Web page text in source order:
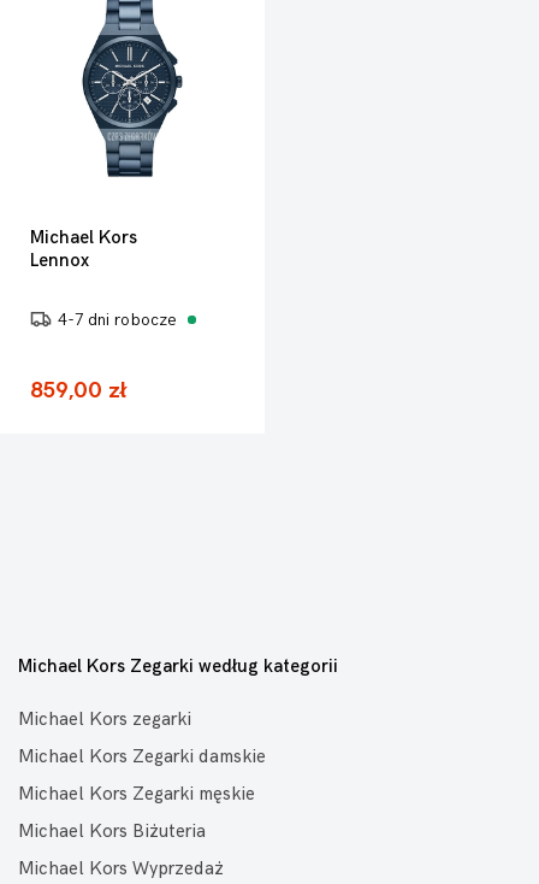
Michael Kors
Lennox
4-7 dni robocze
859,00 zł
Michael Kors Zegarki według kategorii
Michael Kors zegarki
Michael Kors Zegarki damskie
Michael Kors Zegarki męskie
Michael Kors Biżuteria
Michael Kors Wyprzedaż